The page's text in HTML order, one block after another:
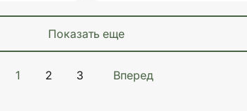
показать еще
1 2 3 Вперед